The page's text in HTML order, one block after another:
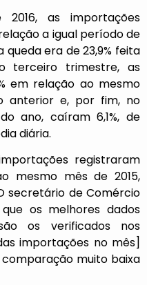
as importações
a igual período de
queda era de 23,9% feita
terceiro trimestre, as
em relação ao mesmo
anterior e, por fim, no
ano, caíram 6,1%, de
diária.
registraram
mesmo mês de 2015,
secretário de Comércio
os melhores dados
os verificados nos
importações no mês]
muito baixa